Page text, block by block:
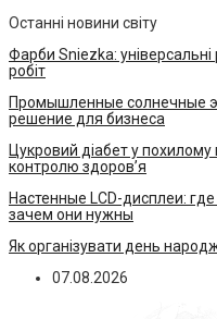
Останні новини світу
Фарби Sniezka: універсальні
робіт
Промышленные солнечные
решение для бизнеса
Цукровий діабет у похилому
контролю здоров’я
Настенные LCD-дисплеи:
зачем они нужны
Як організувати день
07.08.2026